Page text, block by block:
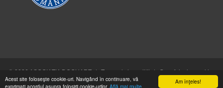
Am înţeles!
Acest site foloseşte cookie-uri. Navigând în continuare, vă
exprimaţi acordul asupra folosirii cookie-urilor. Află mai multe
© 2026 ASOCIAŢIA DOCUART | Termeni şi condiţii |
Cum folosim cookie-
urile